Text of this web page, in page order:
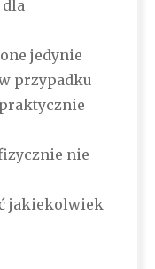
dla
jedynie
przypadku
nie
jakiekolwiek